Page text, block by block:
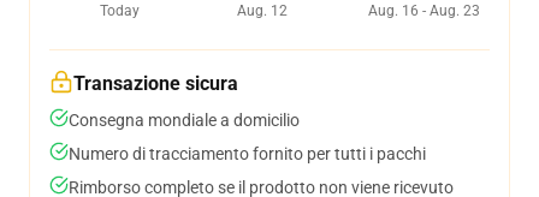
Today
Aug. 12
Aug. 16 - Aug. 23
Transazione sicura
Consegna mondiale a domicilio
Numero di tracciamento fornito per tutti i pacchi
Rimborso completo se il prodotto non viene ricevuto